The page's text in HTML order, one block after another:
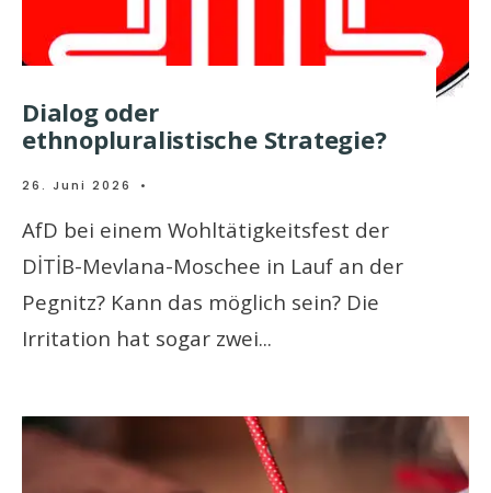
Dialog oder
ethnopluralistische Strategie?
26. Juni 2026 •
AfD bei einem Wohltätigkeitsfest der
DİTİB-Mevlana-Moschee in Lauf an der
Pegnitz? Kann das möglich sein? Die
Irritation hat sogar zwei...